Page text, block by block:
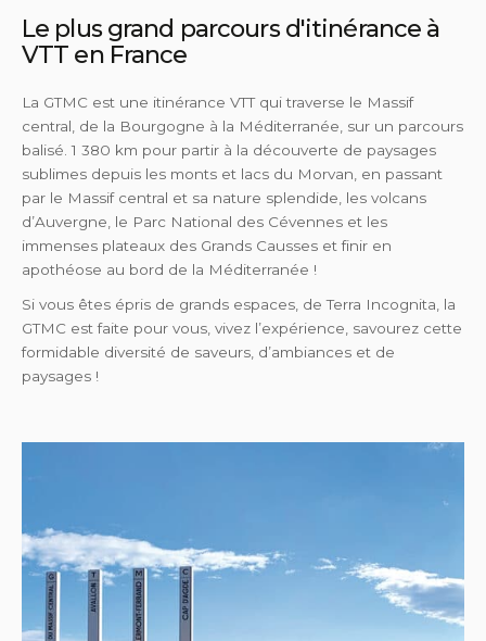
Le plus grand parcours d'itinérance à
VTT en France
La GTMC est une itinérance VTT qui traverse le Massif
central, de la Bourgogne à la Méditerranée, sur un parcours
balisé. 1 380 km pour partir à la découverte de paysages
sublimes depuis les monts et lacs du Morvan, en passant
par le Massif central et sa nature splendide, les volcans
d’Auvergne, le Parc National des Cévennes et les
immenses plateaux des Grands Causses et finir en
apothéose au bord de la Méditerranée !
Si vous êtes épris de grands espaces, de Terra Incognita, la
GTMC est faite pour vous, vivez l’expérience, savourez cette
formidable diversité de saveurs, d’ambiances et de
paysages !